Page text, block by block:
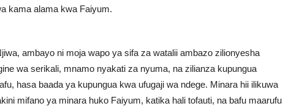
kama alama kwa Faiyum.
ambayo ni moja wapo ya sifa za watalii ambazo zilionyesha
wa serikali, mnamo nyakati za nyuma, na zilianza kupungua
hasa baada ya kupungua kwa ufugaji wa ndege. Minara hii ilikuwa
mifano ya minara huko Faiyum, katika hali tofauti, na bafu maarufu